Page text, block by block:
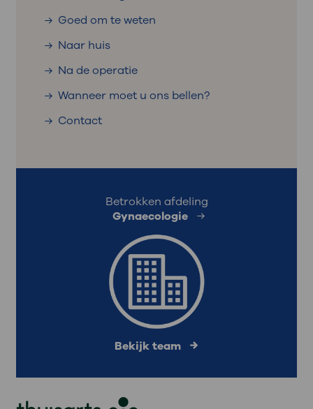
Goed om te weten
Naar huis
Na de operatie
Wanneer moet u ons bellen?
Contact
Betrokken afdeling
Gynaecologie
Bekijk team